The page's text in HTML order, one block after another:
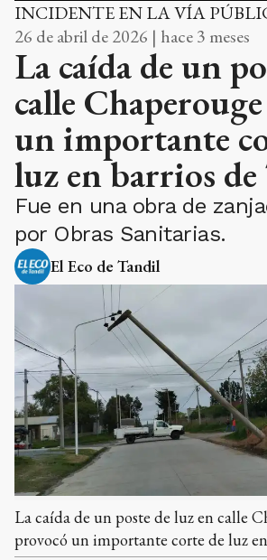
INCIDENTE EN LA VÍA
26 de abril de 2026 | hace 3 meses
La caída de un
calle
un importante
luz en barrios
Fue en una obra de
por Obras Sanitarias.
El Eco de Tandil
La caída de un poste de luz en calle
provocó un importante corte de luz